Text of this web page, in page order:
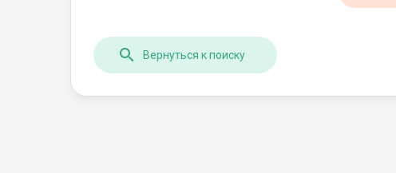
Вернуться к поиску